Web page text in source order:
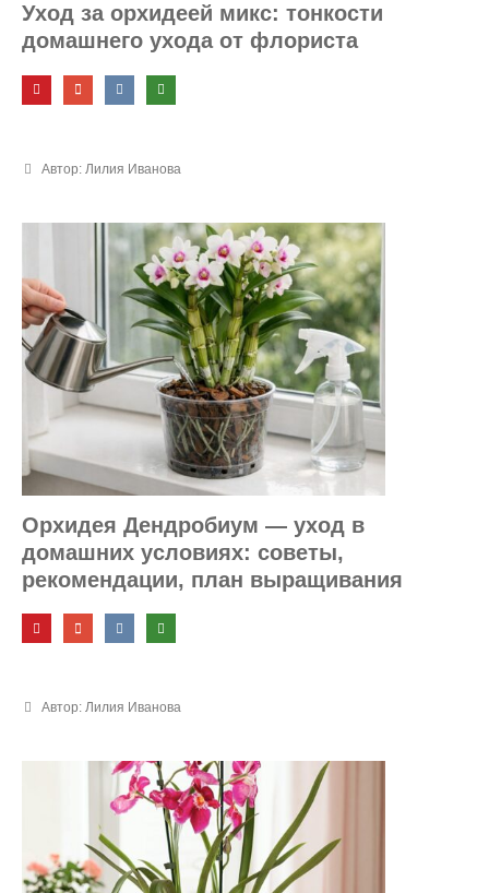
Уход за орхидеей микс: тонкости
домашнего ухода от флориста
Автор: Лилия Иванова
Орхидея Дендробиум — уход в
домашних условиях: советы,
рекомендации, план выращивания
Автор: Лилия Иванова